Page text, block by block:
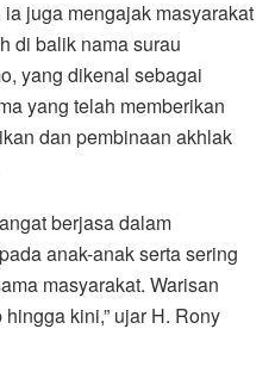
juga mengajak masyarakat
di balik nama surau
yang dikenal sebagai
yang telah memberikan
dan pembinaan akhlak
berjasa dalam
anak-anak serta sering
masyarakat. Warisan
kini,” ujar H. Rony